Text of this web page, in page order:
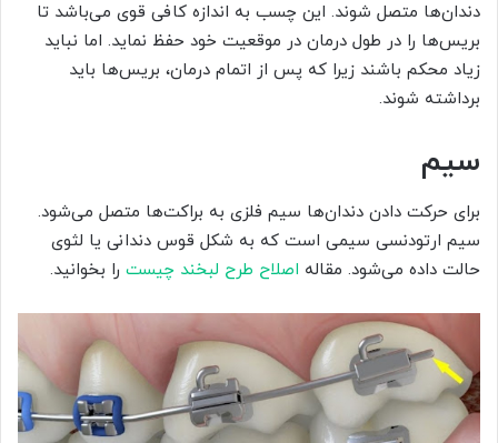
دندان‌ها متصل شوند. این چسب به ‌اندازه کافی قوی می‌باشد تا
بریس‌ها را در طول درمان در موقعیت خود حفظ نماید. اما نباید
زیاد محکم باشند زیرا که پس از اتمام درمان، بریس‌ها باید
برداشته شوند.
سیم
برای حرکت دادن دندان‌ها سیم فلزی به براکت‌ها متصل می‌شود.
سیم ارتودنسی سیمی است که به شکل قوس دندانی یا لثوی
حالت داده می‌شود. مقاله اصلاح طرح لبخند چیست را بخوانید.